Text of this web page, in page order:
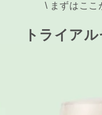
\ まずはここ
トライア